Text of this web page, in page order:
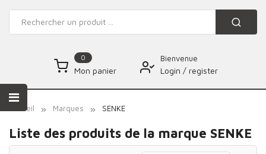
0
Mon panier
Bienvenue
Login / register
Accueil Marques SENKE
Liste des produits de la marque SENKE